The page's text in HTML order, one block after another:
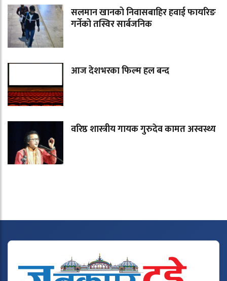
सलमान खानको निवासबाहिर हवाई फायरिङ
गर्नेको तस्विर सार्बजनिक
आज देशभरका फिल्म हल बन्द
वरिष्ठ शास्त्रीय गायक गुरुदेव कामत अस्वस्थ्य